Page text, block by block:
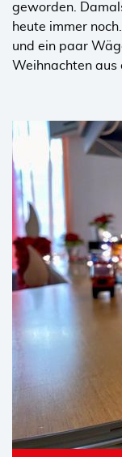
geworden.
heute immer
und ein paar
Weihnachten aus